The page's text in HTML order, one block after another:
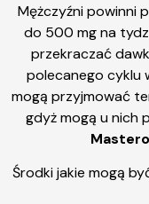
Mężczyźni powinni
do 500 mg na
przekraczać
polecanego cyklu
mogą przyjmować
gdyż mogą u nich
Środki jakie mogą